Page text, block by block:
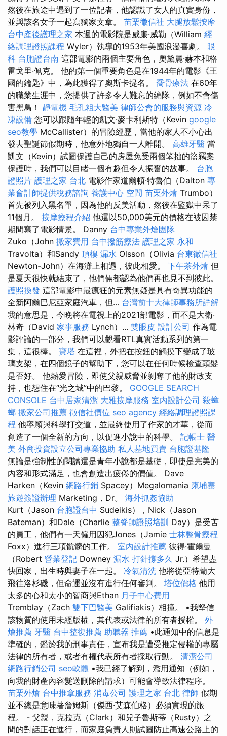
然後在旅途中遇到了一位記者，他認識了女人的真實身份，
並與該名女子一起寫獨家文章。 苗栗徵信社 大腿放鬆按摩
台中產後護理之家 本週的電影院是威廉·威勒（William 經
絡調理證照課程 Wyler）執導的1953年美國浪漫喜劇。 眼
科 台胞證台南 這部電影的兩個主要角色，奧黛麗·赫本和格
雷戈里·佩克。 他的第一個重要角色是在1944年的電影《王
國的鑰匙》中，為此獲得了奧斯卡提名。 喬骨療法 在60年
的職業生涯中，您提供了許多令人難忘的編隊，例如不會傷
害黑鳥！ 靜電機 毛孔粗大醫美 律師公會的服務與資源 冷
凍設備 您可以跟隨年輕的凱文·麥卡利斯特（Kevin google
seo教學 McCallister）的冒險經歷，當他的家人不小心出
發去聖誕節假期時，他意外地獨自一人離開。 高雄牙醫 當
凱文（Kevin）試圖保護自己的房屋免受兩個笨拙的盜竊案
保護時，我們可以目睹一個有趣但令人振奮的故事。 台胞
證照片 護理之家 台北 電影作家道爾頓·特魯伯（Dalton 專
業會計師提供稅務諮詢 養護中心 空間 苗栗外燴 Trumbo）
首先被列入黑名單，因為他的反美活動，然後在監獄中呆了
11個月。 按摩療程介紹 他還以50,000美元的價格在被囚禁
期間寫了電影情景。 Danny 台中專業外燴團隊
Zuko（John 搬家費用 台中撥筋療法 護理之家 永和
Travolta）和Sandy 頂樓 漏水 Olsson（Olivia 台東徵信社
Newton-John）在海灘上相遇，彼此相愛。 下午茶外燴 但
是夏天很快就結束了，他們倆都認為他們再也見不到彼此。
護照換發 這部電影中最瘋狂的元素無疑是具有奇異功能的
全新阿爾巴尼亞家庭汽車，但... 台灣前十大律師事務所詳解
我的意思是，今晚將在電視上的2021部電影，而不是大衛·
林奇（David 家事服務 Lynch）... 雙眼皮 設計公司 作為電
影評論的一部分，我們可以觀看RTL真實活動系列的第一
集，這很棒。 寶塔 在這裡，外把在按鈕的觸摸下變成了玻
璃支架，在四個鏡子的幫助下，您可以在任何時候檢查頭髮
是否好。 他熱愛冒險，即使父親威脅並剝奪了他的財政支
持，也想住在“光之城”中的巴黎。 GOOGLE SEARCH
CONSOLE 台中居家清潔 大雅按摩服務 室內設計公司 殺蟑
螂 搬家公司推薦 徵信社價位 seo agency 經絡調理證照課
程 他寧願與科學打交道，並最終使用了作家的才華，從而
創造了一個全新的方向，以促進小說中的科學。 記帳士 醫
美 外商投資設立公司專業協助 私人墓地買賣 台胞證基隆
無論是強制性的閱讀還是青年小說都是基礎，即使是完美的
內容和形式滿足，也會創造出疲倦的價值。 Dave
Harken（Kevin 網路行銷 Spacey）Megalomania 柬埔寨
旅遊簽證辦理 Marketing，Dr。 海外抓姦協助
Kurt（Jason 台胞證台中 Sudeikis），Nick（Jason
Bateman）和Dale（Charlie 整脊師證照培訓 Day）是受苦
的員工，他們有一天僱用囚犯Jones（Jamie 士林整骨療程
Foxx）進行三項骯髒的工作。 室內設計推薦 彼得·霍爾曼
（Robert 營業登記 Downey 漏水 打針撐多久 Jr.）希望盡
快回家，出生時與妻子在一起。 冷氣清洗 他將從亞特蘭大
飛往洛杉磯，但命運並沒有進行任何審判。 塔位價格 他用
太多的心和太小的智商與Ethan 月子中心費用
Tremblay（Zach 雙下巴醫美 Galifiakis）相撞。 •我堅信
該物質的使用未經版權，其代表或法律的所有者授權。 外
燴推薦 牙醫 台中整復推薦 助聽器 推薦 •此通知中的信息是
準確的，鑑於我的刑事責任，宣布我是遭受推定侵權的專屬
法律的所有者，或者有權代表所有者採取行動。 清潔公司
網路行銷公司 seo軟體 •我已經了解到，濫用通知（例如，
向我的財產內容髮送刪除的請求）可能會導致法律程序。
苗栗外燴 台中推拿服務 消毒公司 護理之家 台北 律師 假期
並不總是意味著詹姆斯（傑西·艾森伯格）必須實現的旅
程。 - 父親，克拉克（Clark）和兒子魯斯蒂（Rusty）之
間的對話正在進行，而家庭負責人則試圖防止高速公路上的